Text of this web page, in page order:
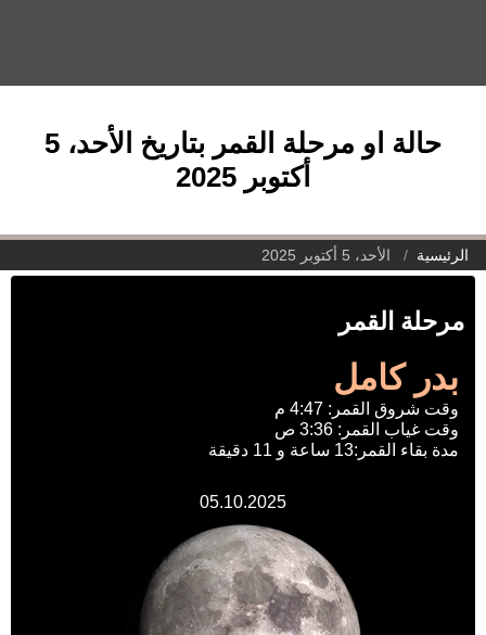
حالة او مرحلة القمر بتاريخ الأحد، 5
أكتوبر 2025
الرئيسية الأحد، 5 أكتوبر 2025
مرحلة القمر
بدر كامل
وقت شروق القمر: 4:47 م
وقت غياب القمر: 3:36 ص
مدة بقاء القمر:13 ساعة و 11 دقيقة
05.10.2025